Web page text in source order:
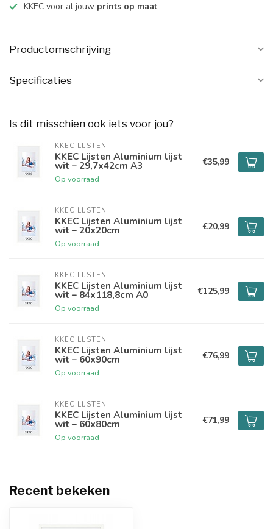
KKEC voor al jouw prints op maat
Productomschrijving
Specificaties
Is dit misschien ook iets voor jou?
KKEC LIJSTEN
KKEC Lijsten Aluminium lijst
wit – 29,7x42cm A3
Op voorraad
€35,99
KKEC LIJSTEN
KKEC Lijsten Aluminium lijst
wit – 20x20cm
Op voorraad
€20,99
KKEC LIJSTEN
KKEC Lijsten Aluminium lijst
wit – 84x118,8cm A0
Op voorraad
€125,99
KKEC LIJSTEN
KKEC Lijsten Aluminium lijst
wit – 60x90cm
Op voorraad
€76,99
KKEC LIJSTEN
KKEC Lijsten Aluminium lijst
wit – 60x80cm
Op voorraad
€71,99
Recent bekeken